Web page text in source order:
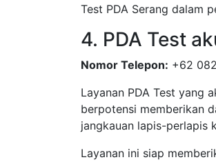
Test PDA Serang dalam
4. PDA Test
Nomor Telepon: +62
Layanan PDA Test yang
berpotensi memberikan
jangkauan lapis-perlapis
Layanan ini siap